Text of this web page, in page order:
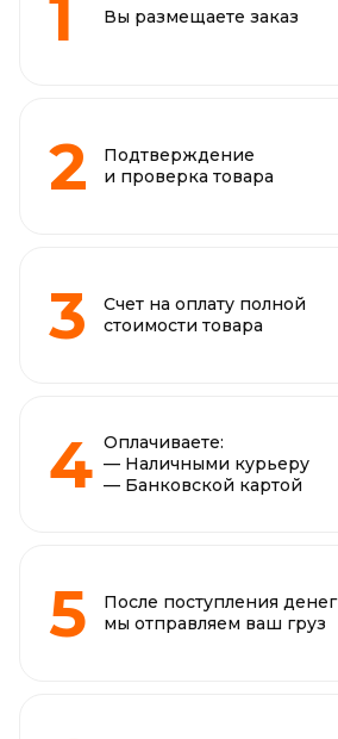
Вы размещаете заказ
Подтверждение
и проверка товара
Счет на оплату полной
стоимости товара
Оплачиваете:
— Наличными курьеру
— Банковской картой
После поступления денег
мы отправляем ваш груз